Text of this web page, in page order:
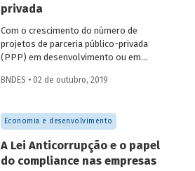
privada
Com o crescimento do número de
projetos de parceria público-privada
(PPP) em desenvolvimento ou em
federativos, cresce também o interesse
inerentes a esses projetos. A importância
da alocação de riscos não deve ser
riscos costuma causar os problemas
mais graves nas relações contratuais.
BNDES • 02 de outubro, 2019
Economia e desenvolvimento
A Lei Anticorrupção e o papel
do compliance nas empresas